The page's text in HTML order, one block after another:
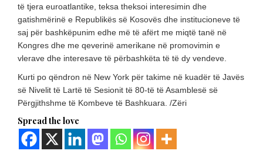
të tjera euroatlantike, teksa theksoi interesimin dhe
gatishmërinë e Republikës së Kosovës dhe institucioneve të
saj për bashkëpunim edhe më të afërt me miqtë tanë në
Kongres dhe me qeverinë amerikane në promovimin e
vlerave dhe interesave të përbashkëta të të dy vendeve.
Kurti po qëndron në New York për takime në kuadër të Javës
së Nivelit të Lartë të Sesionit të 80-të të Asamblesë së
Përgjithshme të Kombeve të Bashkuara. /Zëri
Spread the love